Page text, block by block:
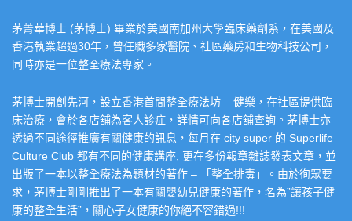
茅菁華博士 (茅博士) 畢業於美國南加州大學臨床藥劑系，在美國及
香港執業超過30年，曾任職多家醫院、社區藥房和生物科技公司，
同時亦是一位整全療法專家。
茅博士開創先河，設立香港首間整全療法坊 – 健樂，在社區提供臨
床治療，會於各店舖為客人診症，詳情可向各店舖查詢。茅博士亦
透過不同途徑推廣有關健康的訊息，每月在 city super 的 Superlife
Culture Club 都有不同的健康講座, 更在多份報章雜誌發表文章，並
出版了一本以整全療法為題材的著作 – 「整全排毒」。由於徇眾要
求，茅博士剛剛推出了一本有關嬰幼兒健康的著作，名為”讓孩子健
康的整全生活”，關心子女健康的你絕不容錯過!!!